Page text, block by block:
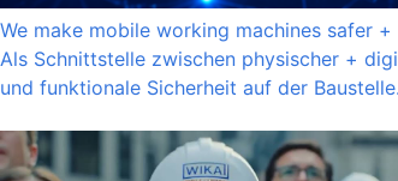
We make mobile working machines safer
Als Schnittstelle zwischen physischer +
und funktionale Sicherheit auf der Baustelle.